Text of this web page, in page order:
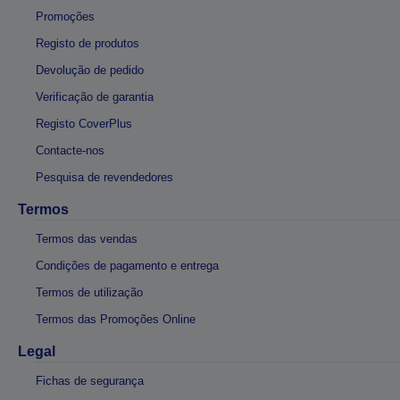
Promoções
Registo de produtos
Devolução de pedido
Verificação de garantia
Registo CoverPlus
Contacte-nos
Pesquisa de revendedores
Termos
Termos das vendas
Condições de pagamento e entrega
Termos de utilização
Termos das Promoções Online
Legal
Fichas de segurança